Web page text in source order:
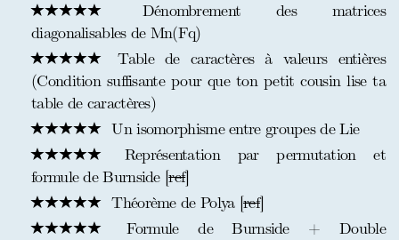
Dénombrement des matrices
diagonalisables de Mn(Fq)
Table de caractères à valeurs entières
(Condition suffisante pour que ton petit cousin lise ta
table de caractères)
Un isomorphisme entre groupes de Lie
Représentation par permutation et
formule de Burnside [ref]
Théorème de Polya [ref]
Formule de Burnside + Double